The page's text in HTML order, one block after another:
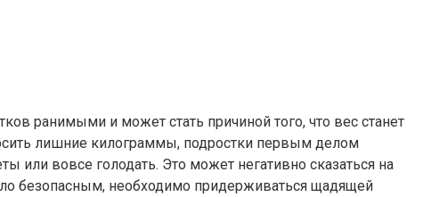
ранимыми и может стать причиной того, что вес станет
лишние килограммы, подростки первым делом
вовсе голодать. Это может негативно сказаться на
безопасным, необходимо придерживаться щадящей